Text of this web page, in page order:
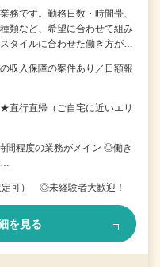
務です。勤務日数・時間帯、
類など、希望に合わせて組み
タイルに合わせた働き方が…
収入保障の案件あり／日額報
行直帰（ご自宅に近いエリ
間程度の業務がメイン ◎働き
…
定可） ◎未経験者大歓迎！
を見る